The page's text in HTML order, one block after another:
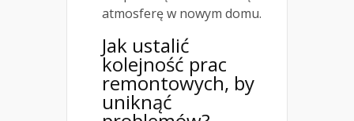
atmosferę w nowym domu.
Jak ustalić
kolejność prac
remontowych, by
uniknąć